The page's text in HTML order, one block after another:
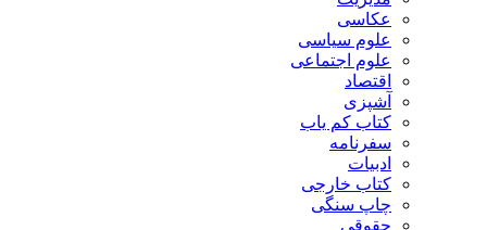
عکاسی
علوم سیاسی
علوم اجتماعی
اقتصاد
آشپزی
کتاب کم یاب
سفرنامه
ادبیات
کتاب خارجی
چاپ سنگی
حقوقی